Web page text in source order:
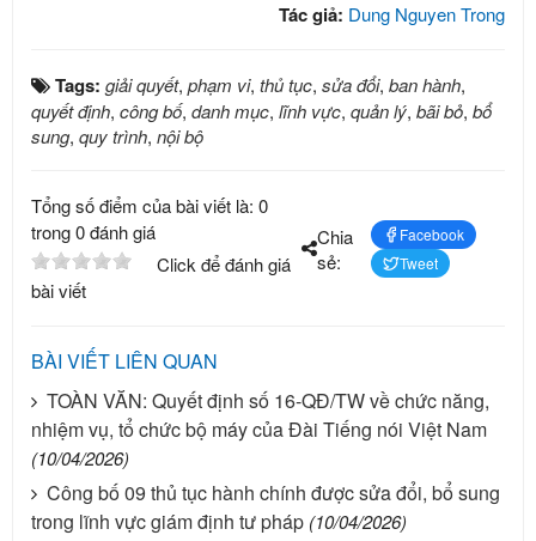
Tác giả: Dung Nguyen Trong
Tags: giải quyết, phạm vi, thủ tục, sửa đổi, ban hành,
quyết định, công bố, danh mục, lĩnh vực, quản lý, bãi bỏ, bổ
sung, quy trình, nội bộ
Tổng số điểm của bài viết là: 0
trong 0 đánh giá
Click để đánh giá
bài viết
Chia
sẻ:
Facebook
Tweet
BÀI VIẾT LIÊN QUAN
TOÀN VĂN: Quyết định số 16-QĐ/TW về chức năng,
nhiệm vụ, tổ chức bộ máy của Đài Tiếng nói Việt Nam
(10/04/2026)
Công bố 09 thủ tục hành chính được sửa đổi, bổ sung
trong lĩnh vực giám định tư pháp (10/04/2026)